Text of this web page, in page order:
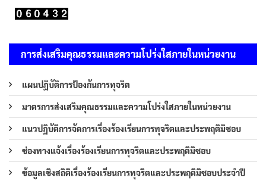
การส่งเสริมคุณธรรมและความโปร่งใสภายในหน่วยงาน
แผนปฏิบัติการป้องกันการทุจริต
มาตรการส่งเสริมคุณธรรมและความโปร่งใสภายในหน่วยงาน
แนวปฏิบัติการจัดการเรื่องร้องเรียนการทุจริตและประพฤติมิชอบ
ช่องทางแจ้งเรื่องร้องเรียนการทุจริตและประพฤติมิชอบ
ข้อมูลเชิงสถิติเรื่องร้องเรียนการทุจริตและประพฤติมิชอบประจำปี